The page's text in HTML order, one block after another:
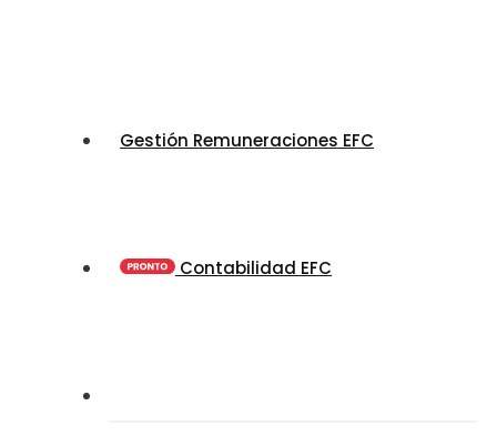
Gestión Remuneraciones EFC
Contabilidad EFC